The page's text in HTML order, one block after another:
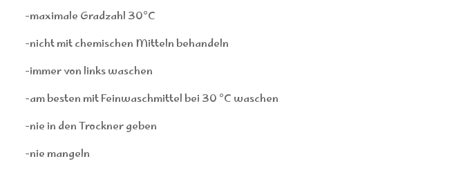
-maximale Gradzahl 30°C
-nicht mit chemischen Mitteln behandeln
-immer von links waschen
-am besten mit Feinwaschmittel bei 30 °C waschen
-nie in den Trockner geben
-nie mangeln